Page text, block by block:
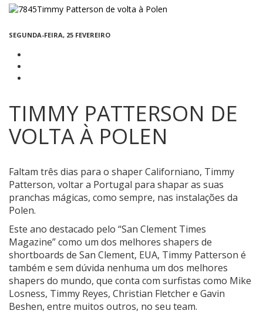
SEGUNDA-FEIRA, 25 FEVEREIRO
TIMMY PATTERSON DE
VOLTA À POLEN
Faltam três dias para o shaper Californiano, Timmy
Patterson, voltar a Portugal para shapar as suas
pranchas mágicas, como sempre, nas instalações da
Polen.
Este ano destacado pelo “San Clement Times
Magazine” como um dos melhores shapers de
shortboards de San Clement, EUA, Timmy Patterson é
também e sem dúvida nenhuma um dos melhores
shapers do mundo, que conta com surfistas como Mike
Losness, Timmy Reyes, Christian Fletcher e Gavin
Beshen, entre muitos outros, no seu team.